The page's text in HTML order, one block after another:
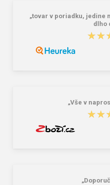
Lee Cooper LCW-26-07-4152M
„tovar v poriadku, jedine
dlho
„Vše v